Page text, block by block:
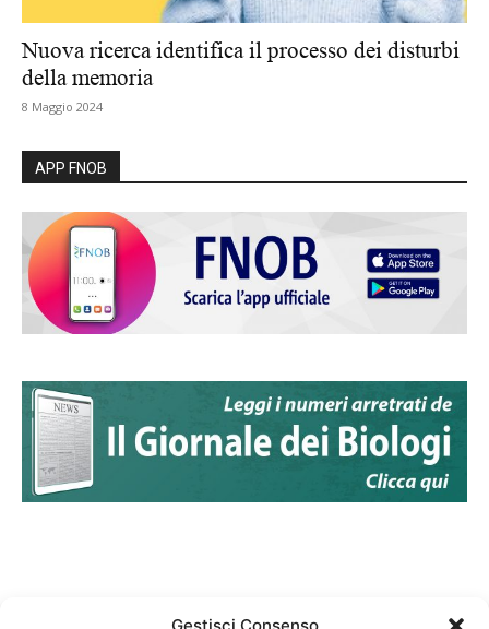
Nuova ricerca identifica il processo dei disturbi
della memoria
8 Maggio 2024
APP FNOB